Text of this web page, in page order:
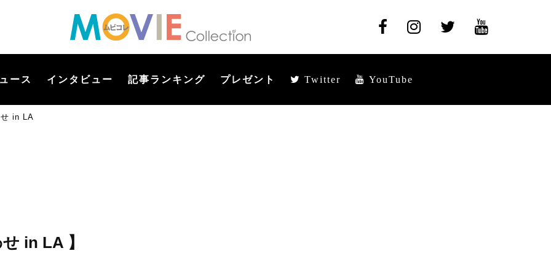
ース インタビュー 記事ランキング プレゼント Twitter YouTube
in LA
in LA 】